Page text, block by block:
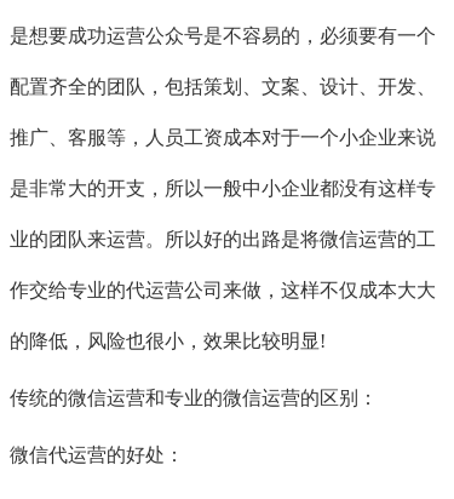
是想要成功运营公众号是不容易的，必须要有一个
配置齐全的团队，包括策划、文案、设计、开发、
推广、客服等，人员工资成本对于一个小企业来说
是非常大的开支，所以一般中小企业都没有这样专
业的团队来运营。所以好的出路是将微信运营的工
作交给专业的代运营公司来做，这样不仅成本大大
的降低，风险也很小，效果比较明显!
传统的微信运营和专业的微信运营的区别：
微信代运营的好处：